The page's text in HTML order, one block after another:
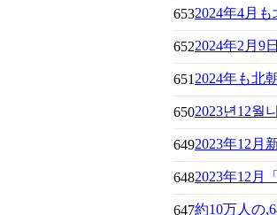
6532024年4月
6522024年2月9
651 2024年も北
6502023년12월
6492023年12月
6482023年12月
647約10万人の